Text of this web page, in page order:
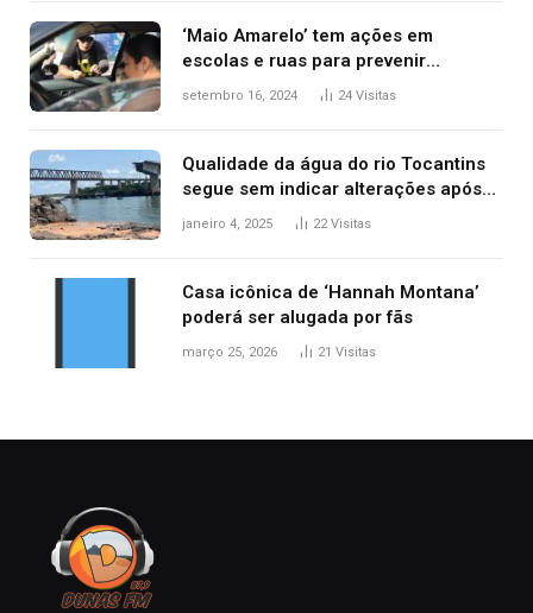
‘Maio Amarelo’ tem ações em
escolas e ruas para prevenir
acidentes no trânsito no AP
setembro 16, 2024 24 Visitas
Qualidade da água do rio Tocantins
segue sem indicar alterações após
desabamento da ponte entre MA e
janeiro 4, 2025 22Visitas
Casa icônica de ‘Hannah Montana’
poderá ser alugada por fãs
março 25, 2026 21 Visitas